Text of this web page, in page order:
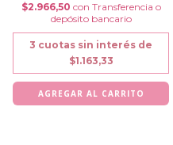
$2.966,50 con Transferencia o
depósito bancario
3 cuotas sin interés de
$1.163,33